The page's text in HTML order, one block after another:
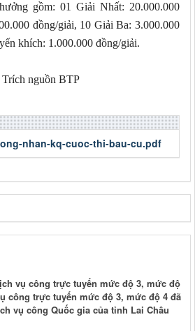
gồm: 01 Giải Nhất: 20.000.000
đồng/giải, 10 Giải Ba: 3.000.000
khích: 1.000.000 đồng/giải.
Trích nguồn BTP
nhan-kq-cuoc-thi-bau-cu.pdf
vụ công trực tuyến mức độ 3, mức độ
công trực tuyến mức độ 3, mức độ 4 đã
vụ công Quốc gia của tỉnh Lai Châu